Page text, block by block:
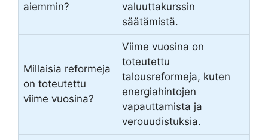
aiemmin?
valuuttakurssin
säätämistä.
Millaisia reformeja
on toteutettu
viime vuosina?
Viime vuosina on
toteutettu
talousreformeja, kuten
energiahintojen
vapauttamista ja
verouudistuksia.